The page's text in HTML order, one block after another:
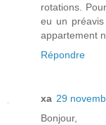
rotations.
eu un
appartement
Répondre
xa 29
Bonjour,